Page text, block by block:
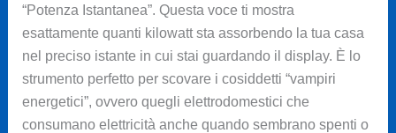
“Potenza Istantanea”. Questa voce ti mostra
esattamente quanti kilowatt sta assorbendo la tua casa
nel preciso istante in cui stai guardando il display. È lo
strumento perfetto per scovare i cosiddetti “vampiri
energetici”, ovvero quegli elettrodomestici che
consumano elettricità anche quando sembrano spenti o